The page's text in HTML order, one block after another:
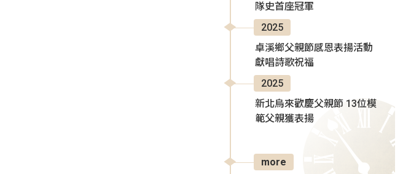
隊史首座冠軍
2025
卓溪鄉父親節感恩表揚活動
獻唱詩歌祝福
2025
新北烏來歡慶父親節 13位模
範父親獲表揚
more